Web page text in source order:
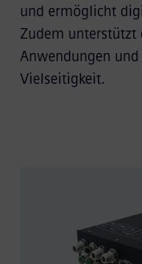
und ermöglicht
Zudem unterstützt
Anwendungen
Vielseitigkeit.